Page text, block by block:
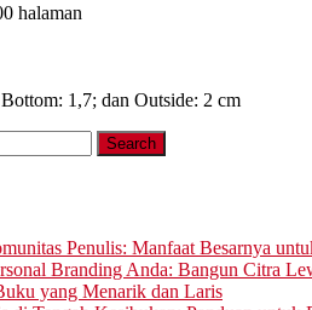
halaman
1,7; dan Outside: 2 cm
Penulis: Manfaat Besarnya
Branding Anda: Bangun Citra
yang Menarik dan Laris